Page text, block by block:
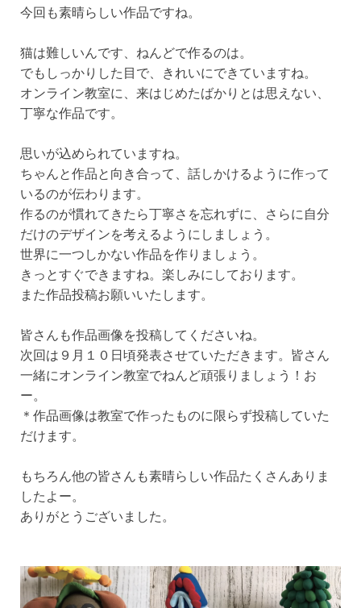
今回も素晴らしい作品ですね。
猫は難しいんです、ねんどで作るのは。
でもしっかりした目で、きれいにできていますね。
オンライン教室に、来はじめたばかりとは思えない、
丁寧な作品です。
思いが込められていますね。
ちゃんと作品と向き合って、話しかけるように作って
いるのが伝わります。
作るのが慣れてきたら丁寧さを忘れずに、さらに自分
だけのデザインを考えるようにしましょう。
世界に一つしかない作品を作りましょう。
きっとすぐできますね。楽しみにしております。
また作品投稿お願いいたします。
皆さんも作品画像を投稿してくださいね。
次回は９月１０日頃発表させていただきます。皆さん
一緒にオンライン教室でねんど頑張りましょう！お
ー。
＊作品画像は教室で作ったものに限らず投稿していた
だけます。
もちろん他の皆さんも素晴らしい作品たくさんありま
したよー。
ありがとうございました。